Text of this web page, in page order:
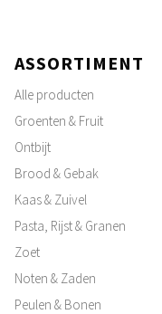
ASSORTIMENT
Alle producten
Groenten & Fruit
Ontbijt
Brood & Gebak
Kaas & Zuivel
Pasta, Rijst & Granen
Zoet
Noten & Zaden
Peulen & Bonen